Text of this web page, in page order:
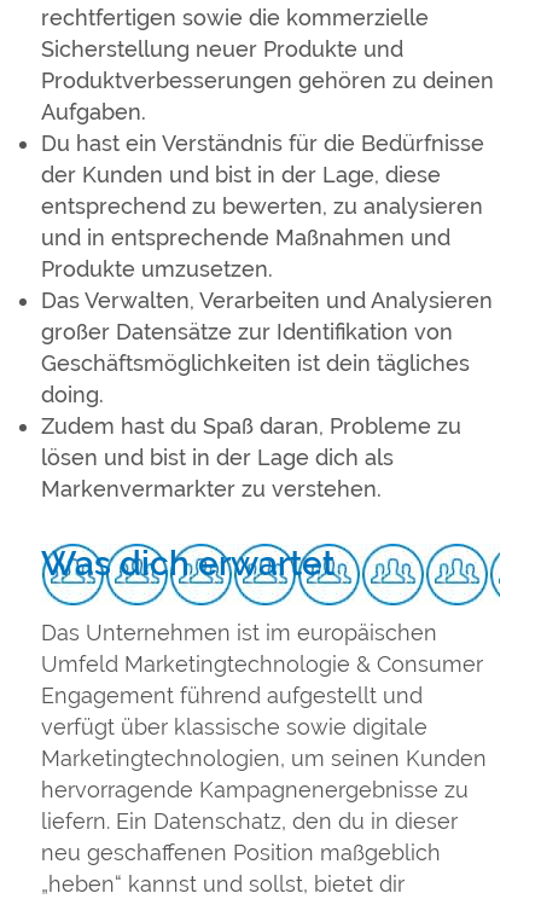
rechtfertigen sowie die kommerzielle
Sicherstellung neuer Produkte und
Produktverbesserungen gehören zu deinen
Aufgaben.
Du hast ein Verständnis für die Bedürfnisse
der Kunden und bist in der Lage, diese
entsprechend zu bewerten, zu analysieren
und in entsprechende Maßnahmen und
Produkte umzusetzen.
Das Verwalten, Verarbeiten und Analysieren
großer Datensätze zur Identifikation von
Geschäftsmöglichkeiten ist dein tägliches
doing.
Zudem hast du Spaß daran, Probleme zu
lösen und bist in der Lage dich als
Markenvermarkter zu verstehen.
Was dich erwartet
Das Unternehmen ist im europäischen
Umfeld Marketingtechnologie & Consumer
Engagement führend aufgestellt und
verfügt über klassische sowie digitale
Marketingtechnologien, um seinen Kunden
hervorragende Kampagnenergebnisse zu
liefern. Ein Datenschatz, den du in dieser
neu geschaffenen Position maßgeblich
„heben“ kannst und sollst, bietet dir